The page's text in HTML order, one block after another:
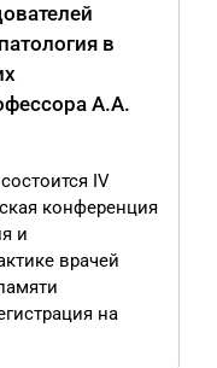
в
А.А.
IV
конференция
и
врачей
на